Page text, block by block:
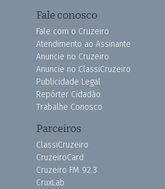
Fale conosco
Fale com o Cruzeiro
Atendimento ao Assinante
Anuncie no Cruzeiro
Anuncie no ClassiCruzeiro
Publicidade Legal
Repórter Cidadão
Trabalhe Conosco
Parceiros
ClassiCruzeiro
CruzeiroCard
Cruzeiro FM 92.3
CruxLab